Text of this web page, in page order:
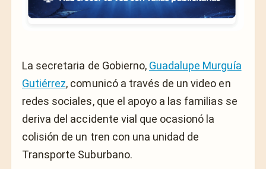
La secretaria de Gobierno, Guadalupe Murguía
Gutiérrez, comunicó a través de un video en
redes sociales, que el apoyo a las familias se
deriva del accidente vial que ocasionó la
colisión de un tren con una unidad de
Transporte Suburbano.